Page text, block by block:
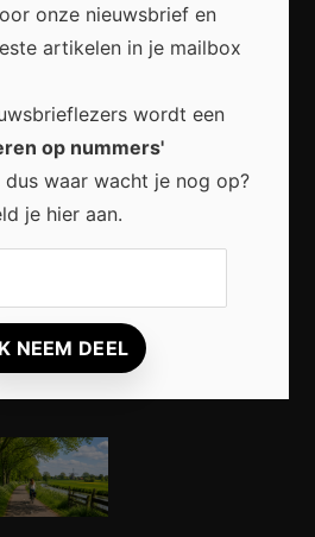
Business
Varia
recent
steeds interessanter
onze nieuwsbrief en
artikelen in je mailbox
wordt een
op nummers'
waar wacht je nog op?
je hier aan.